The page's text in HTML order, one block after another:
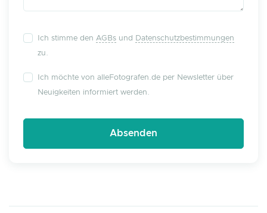
Ich stimme den AGBs und
Datenschutzbestimmungen
zu.
Ich möchte von alleFotografen.de per Newsletter über
Neuigkeiten informiert werden.